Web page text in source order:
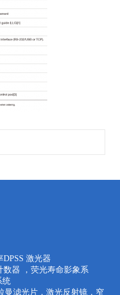
激光器
数器 ，荧光寿命影象系
统
曼滤光片，激光反射镜，窄